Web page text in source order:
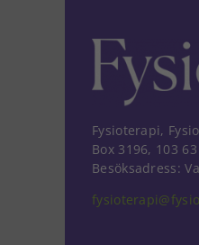
Fysioterapi,
Box 3196, 103
Besöksadress: